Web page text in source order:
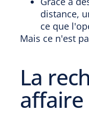
distance,
ce que
Mais ce n'est
La
affaire